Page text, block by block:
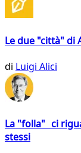
Le due "città" di
di Luigi Alici
La "folla" ci
stessi